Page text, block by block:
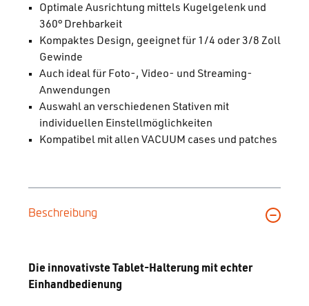
Optimale Ausrichtung mittels Kugelgelenk und
360° Drehbarkeit
Kompaktes Design, geeignet für 1/4 oder 3/8 Zoll
Gewinde
Auch ideal für Foto-, Video- und Streaming-
Anwendungen
Auswahl an verschiedenen Stativen mit
individuellen Einstellmöglichkeiten
Kompatibel mit allen VACUUM cases und patches
Beschreibung
Die innovativste Tablet-Halterung mit echter
Einhandbedienung